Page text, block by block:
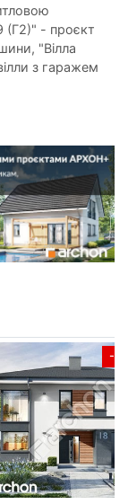
(Г2)" - проєкт
"Вілла
з гаражем
-